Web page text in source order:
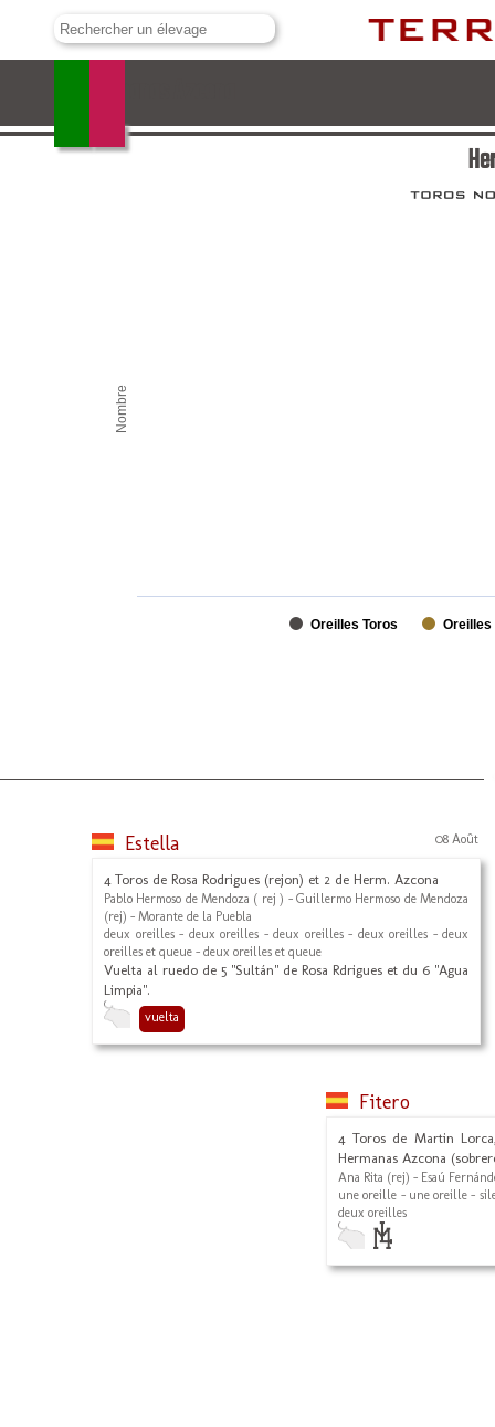
Nombre
Oreilles Toros Oreilles
Estella 08 Août
4 Toros de Rosa Rodrigues (rejon) et 2 de Herm. Azcona
Pablo Hermoso de Mendoza ( rej ) - Guillermo Hermoso de Mendoza
(rej) - Morante de la Puebla
deux oreilles - deux oreilles - deux oreilles - deux oreilles - deux
oreilles et queue - deux oreilles et queue
Vuelta al ruedo de 5 "Sultán" de Rosa Rdrigues et du 6 "Agua
Limpia".
vuelta
Fitero
4 Toros de Martin
Hermanas Azcona
Ana Rita (rej) - Esaú
une oreille - une oreille -
deux oreilles